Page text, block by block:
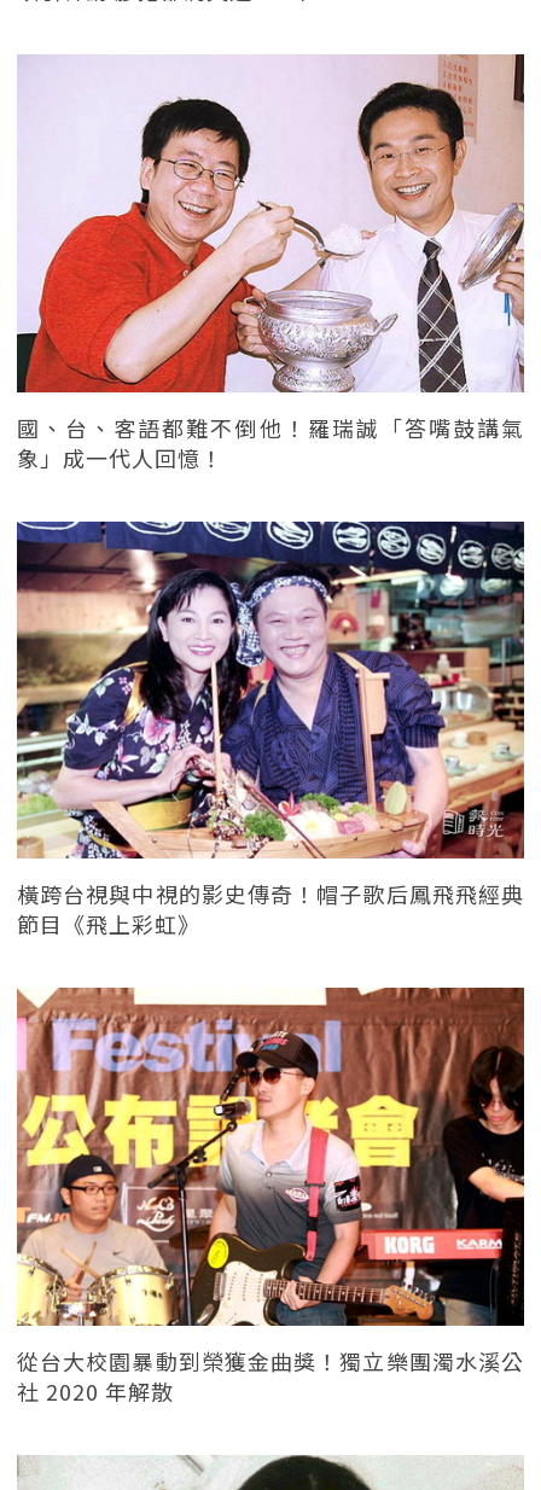
國、台、客語都難不倒他！羅瑞誠「答嘴鼓講氣
象」成一代人回憶！
橫跨台視與中視的影史傳奇！帽子歌后鳳飛飛經典
節目《飛上彩虹》
從台大校園暴動到榮獲金曲獎！獨立樂團濁水溪公
社 2020 年解散